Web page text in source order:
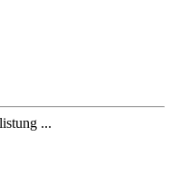
...